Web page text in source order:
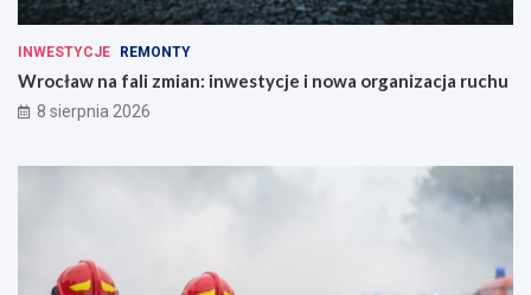
INWESTYCJE REMONTY
Wrocław na fali zmian: inwestycje i nowa organizacja ruchu
8 sierpnia 2026